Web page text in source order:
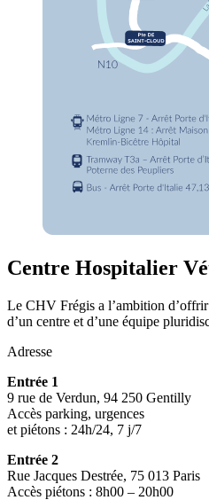
Centre Hospitalier
Le CHV Frégis a l’ambition d’offrir
d’un centre et d’une équipe
Adresse
Entrée 1
9 rue de Verdun, 94 250 Gentilly
Accès parking, urgences
et piétons : 24h/24, 7 j/7
Entrée 2
Rue Jacques Destrée, 75 013 Paris
Accès piétons : 8h00 – 20h00